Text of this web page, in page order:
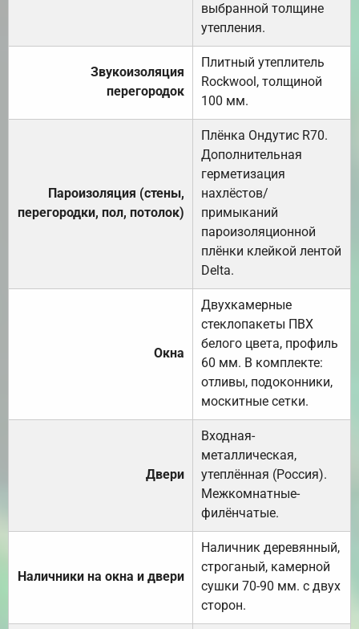
выбранной толщине
утепления.
Звукоизоляция
перегородок
Плитный утеплитель
Rockwool, толщиной
100 мм.
Пароизоляция (стены,
перегородки, пол, потолок)
Плёнка Ондутис R70.
Дополнительная
герметизация
нахлёстов/
примыканий
пароизоляционной
плёнки клейкой лентой
Delta.
Окна
Двухкамерные
стеклопакеты ПВХ
белого цвета, профиль
60 мм. В комплекте:
отливы, подоконники,
москитные сетки.
Двери
Входная-
металлическая,
утеплённая (Россия).
Межкомнатные-
филёнчатые.
Наличники на окна и двери
Наличник деревянный,
строганый, камерной
сушки 70-90 мм. с двух
сторон.